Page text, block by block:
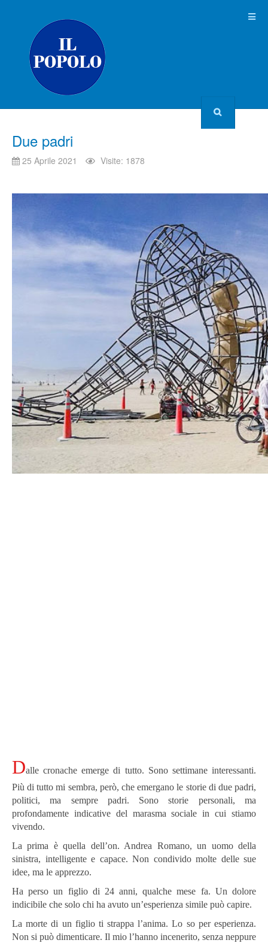
Due padri
25 Aprile 2021 Visite: 1878
Dalle cronache emerge di tutto. Sono settimane interessanti.
Più di tutto mi sembra, però, che emergano le storie di due padri,
politici, ma sempre padri. Sono storie personali, ma
profondamente indicative del marasma sociale in cui stiamo
vivendo.
La prima è quella dell’on. Andrea Romano, un uomo della
sinistra, intelligente e capace. Non condivido molte delle sue
idee, ma le apprezzo.
Ha perso un figlio di 24 anni, qualche mese fa. Un dolore
indicibile che solo chi ha avuto un’esperienza simile può capire.
La morte di un figlio ti strappa l’anima. Lo so per esperienza.
Non si può dimenticare. Il mio l’hanno incenerito, senza neppure